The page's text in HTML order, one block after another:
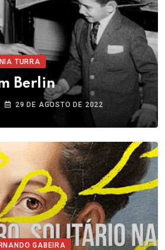
TURRA
Berlin
29 DE AGOSTO DE 2022
GABEIRA